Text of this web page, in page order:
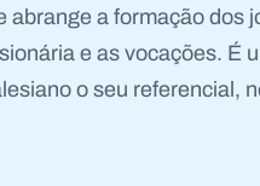
a formação dos
e as vocações. É
o seu referencial,